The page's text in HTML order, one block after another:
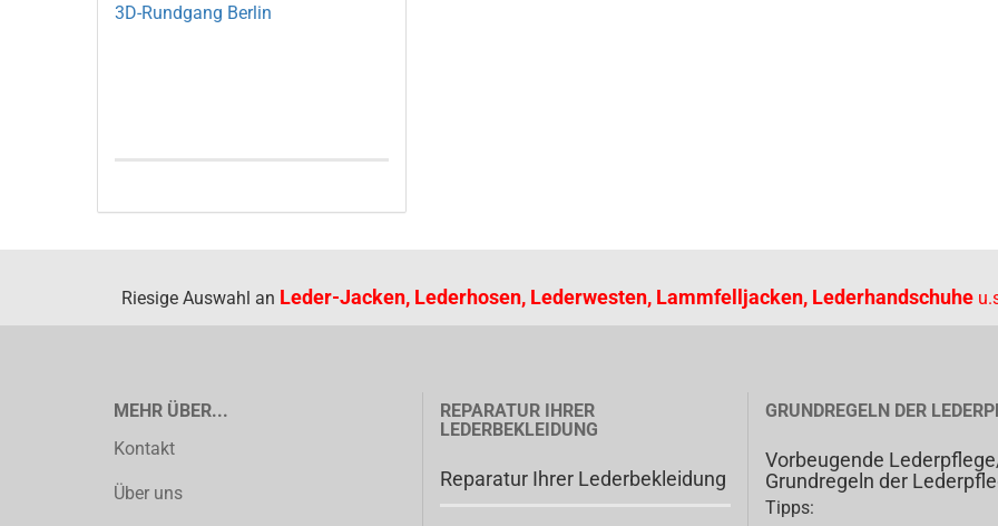
3D-Rundgang Berlin
Riesige Auswahl an Leder-Jacken, Lederhosen, Lederwesten, Lammfelljacken, Lederhandschuhe
MEHR ÜBER...
Kontakt
Über uns
REPARATUR IHRER
LEDERBEKLEIDUNG
Reparatur Ihrer Lederbekleidung
GRUNDREGELN DER
Vorbeugende
Grundregeln der
Tipps: